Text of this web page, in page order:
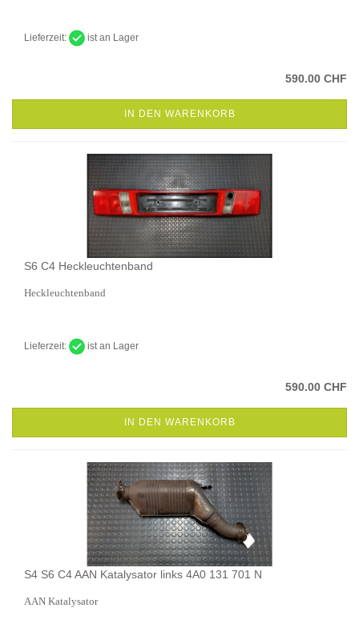
Lieferzeit: ist an Lager
590.00 CHF
IN DEN WARENKORB
S6 C4 Heckleuchtenband
Heckleuchtenband
Lieferzeit: ist an Lager
590.00 CHF
IN DEN WARENKORB
S4 S6 C4 AAN Katalysator links 4A0 131 701 N
AAN Katalysator